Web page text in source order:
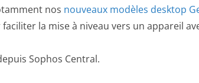
nos nouveaux modèles desktop
la mise à niveau vers un appareil
Sophos Central.